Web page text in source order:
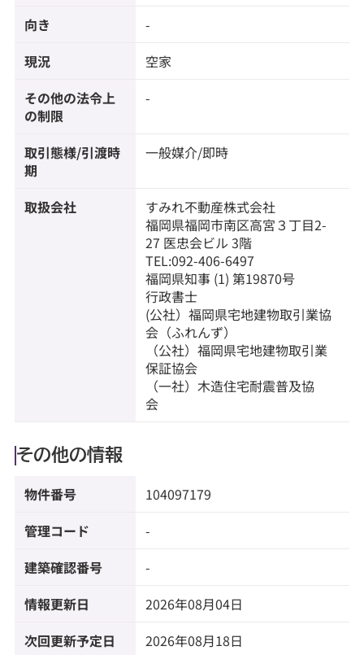
向き -
現況 空家
その他の法令上
の制限
-
取引態様/引渡時
期
一般媒介/即時
取扱会社
すみれ不動産株式会社
福岡県福岡市南区高宮３丁目2-
27 医忠会ビル 3階
TEL:092-406-6497
福岡県知事 (1) 第19870号
行政書士
(公社）福岡県宅地建物取引業協
会（ふれんず）
（公社）福岡県宅地建物取引業
保証協会
（一社）木造住宅耐震普及協
会
その他の情報
物件番号 104097179
管理コード -
建築確認番号 -
情報更新日 2026年08月04日
次回更新予定日 2026年08月18日